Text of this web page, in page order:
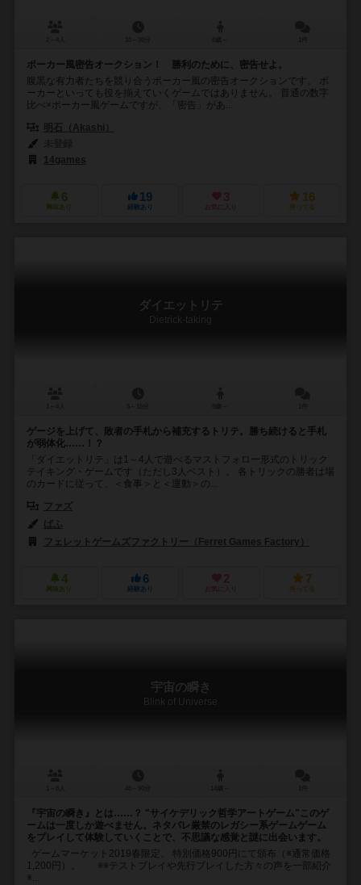
ポーカー風密告オークション！ 勝利のために、密告せよ。
腹黒な有力者たちを競り合うポーカー風の密告オークションです。 ポ
ーカーといっても役を揃えていくゲームではありません。 普通の数字
比べ×ポーカー風ゲームですが、「密告」があ...
明石（Akashi）
14games
6
興味あり
19
経験あり
3
お気に入り
16
持ってる
ダイエットリテ
Dietrick-taking
ゲージを上げて、敗者の手札から補充するトリテ。勝ち続けると手札
が弱体化……！？
「ダイエットリテ」は1～4人で遊べるマストフォロー形式のトリック
テイキング・ゲームです（ただし3人ベスト）。 各トリックの勝者は場
のカードに従って、＜食事＞と＜運動＞の...
ファズ
ばふ
フェレットゲームズファクトリー（Ferret Games Factory）
4
興味あり
6
経験あり
2
お気に入り
7
持ってる
宇宙の瞬き
Blink of Universe
『宇宙の瞬き』とは……？ "サイケデリック哲学アートゲーム"このゲ
ームは一度しか遊べません。ネタバレ厳禁のレガシー系ゲームゲーム
をプレイして体験していくことで、不思議な感覚と謎に出会います。
ゲームマーケット2019春限定。 特別価格900円にて頒布（※通常価格
1,200円）。 ※※テストプレイや先行プレイした方々の声を一部紹介
※...